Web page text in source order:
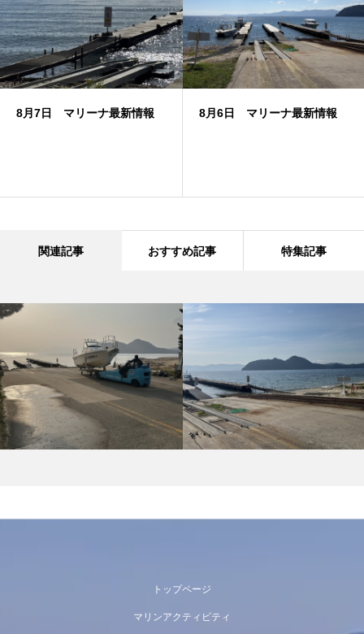
8月7日 マリーナ最新情報 8月6日 マリーナ最新情報
関連記事 おすすめ記事 特集記事
トップページ
マリンアクティビティ